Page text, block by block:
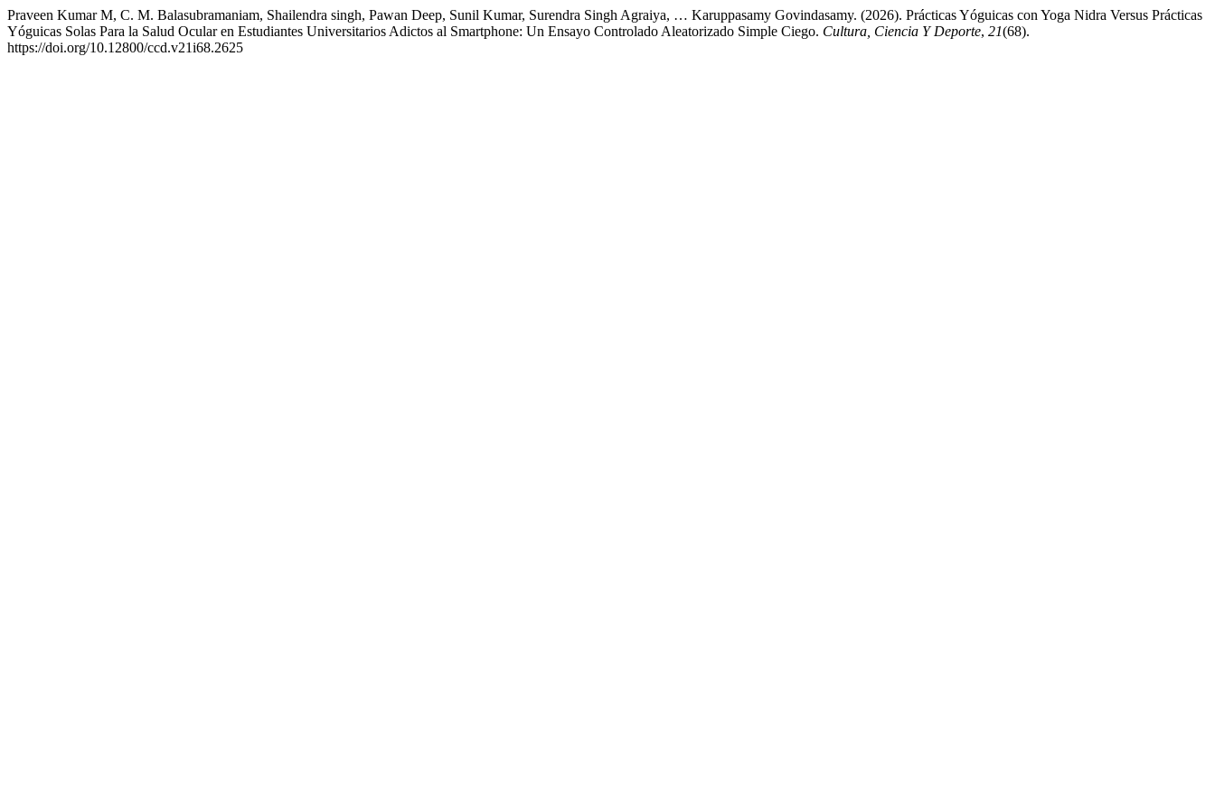
Praveen Kumar M, C. M. Balasubramaniam, Shailendra singh, Pawan Deep, Sunil Kumar, Surendra Singh Agraiya, … Karuppasamy Govindasamy. (2026). Prácticas Yóguicas con Yoga Nidra Versus Prácticas
Yóguicas Solas Para la Salud Ocular en Estudiantes Universitarios Adictos al Smartphone: Un Ensayo Controlado Aleatorizado Simple Ciego. Cultura, Ciencia Y Deporte, 21(68).
https://doi.org/10.12800/ccd.v21i68.2625